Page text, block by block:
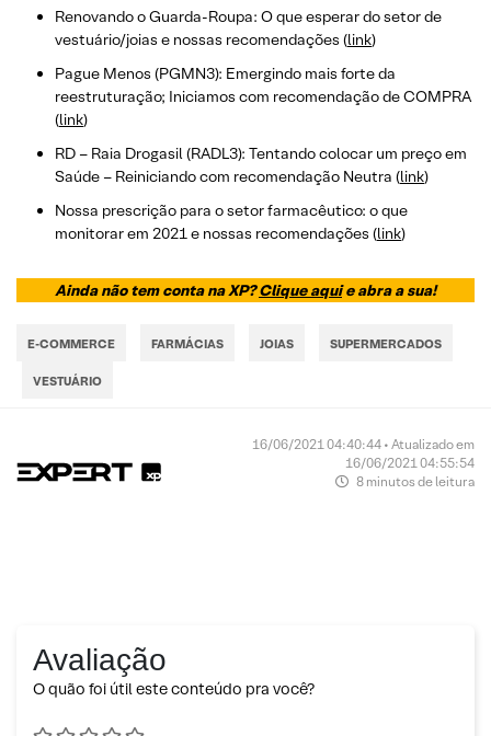
Renovando o Guarda-Roupa: O que esperar do setor de
vestuário/joias e nossas recomendações (link)
Pague Menos (PGMN3): Emergindo mais forte da
reestruturação; Iniciamos com recomendação de COMPRA
(link)
RD – Raia Drogasil (RADL3): Tentando colocar um preço em
Saúde – Reiniciando com recomendação Neutra (link)
Nossa prescrição para o setor farmacêutico: o que
monitorar em 2021 e nossas recomendações (link)
Ainda não tem conta na XP?Clique aquie abra a sua!
E-COMMERCE FARMÁCIAS JOIAS SUPERMERCADOS
VESTUÁRIO
16/06/2021 04:40:44 • Atualizado em
16/06/2021 04:55:54
8 minutos de leitura
Avaliação
O quão foi útil este conteúdo pra você?